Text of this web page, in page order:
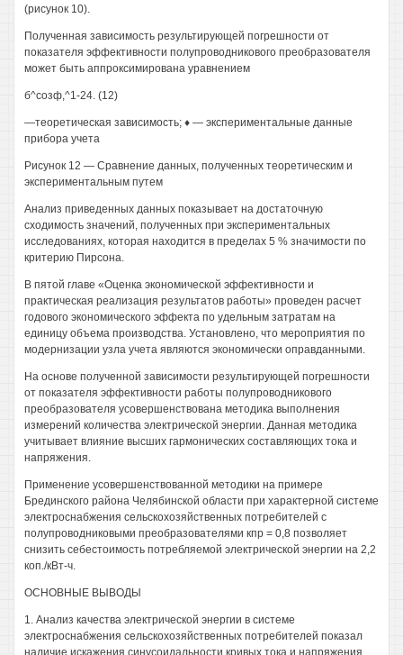
(рисунок 10).
Полученная зависимость результирующей погрешности от
показателя эффективности полупроводникового преобразователя
может быть аппроксимирована уравнением
б^созф,^1-24. (12)
—теоретическая зависимость; ♦ — экспериментальные данные
прибора учета
Рисунок 12 — Сравнение данных, полученных теоретическим и
экспериментальным путем
Анализ приведенных данных показывает на достаточную
сходимость значений, полученных при экспериментальных
исследованиях, которая находится в пределах 5 % значимости по
критерию Пирсона.
В пятой главе «Оценка экономической эффективности и
практическая реализация результатов работы» проведен расчет
годового экономического эффекта по удельным затратам на
единицу объема производства. Установлено, что мероприятия по
модернизации узла учета являются экономически оправданными.
На основе полученной зависимости результирующей погрешности
от показателя эффективности работы полупроводникового
преобразователя усовершенствована методика выполнения
измерений количества электрической энергии. Данная методика
учитывает влияние высших гармонических составляющих тока и
напряжения.
Применение усовершенствованной методики на примере
Брединского района Челябинской области при характерной системе
электроснабжения сельскохозяйственных потребителей с
полупроводниковыми преобразователями кпр = 0,8 позволяет
снизить себестоимость потребляемой электрической энергии на 2,2
коп./кВт-ч.
ОСНОВНЫЕ ВЫВОДЫ
1. Анализ качества электрической энергии в системе
электроснабжения сельскохозяйственных потребителей показал
наличие искажения синусоидальности кривых тока и напряжения